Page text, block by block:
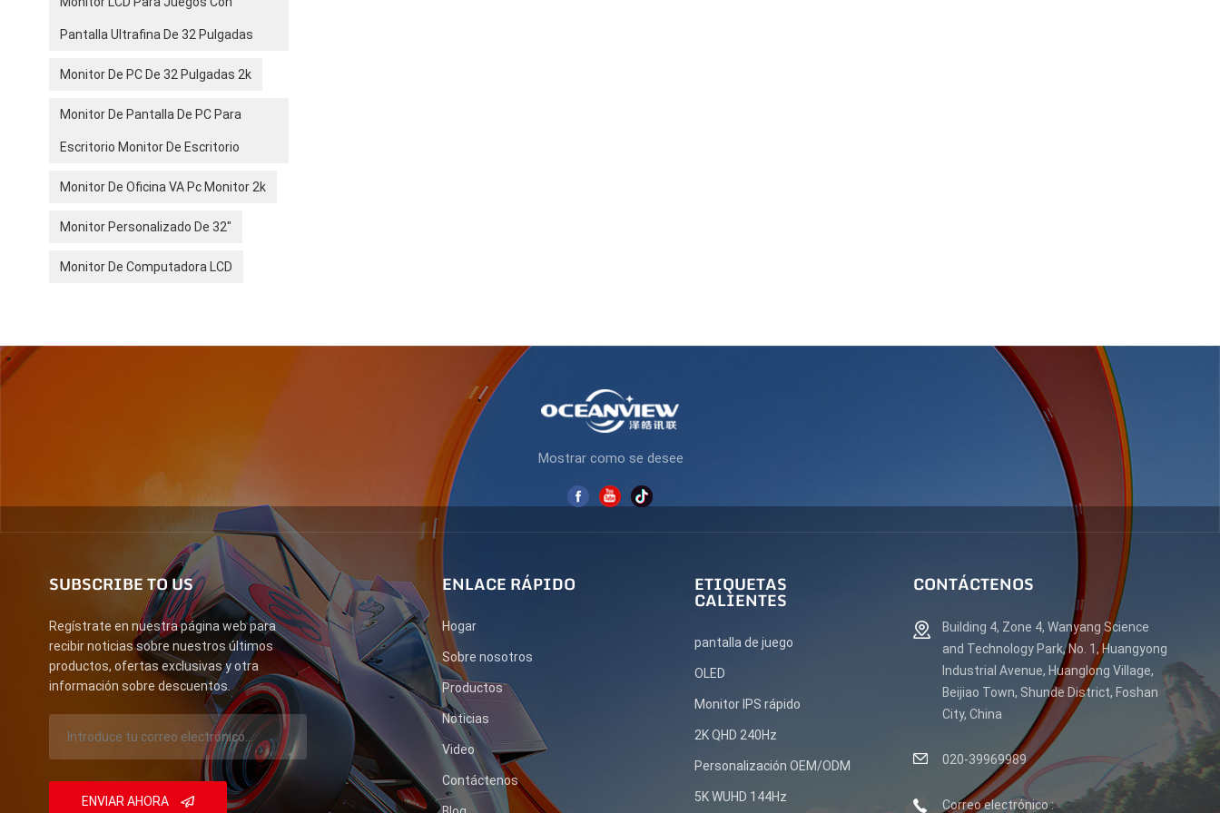
Pantalla Ultrafina De 32 Pulgadas
Monitor De PC De 32 Pulgadas 2k
Monitor De Pantalla De PC Para
Escritorio Monitor De Escritorio
Monitor De Oficina VA Pc Monitor 2k
Monitor Personalizado De 32"
Monitor De Computadora LCD
Mostrar como se desee
SUBSCRIBE TO US
Regístrate en nuestra página web para
recibir noticias sobre nuestros últimos
productos, ofertas exclusivas y otra
información sobre descuentos.
ENVIAR AHORA
ENLACE RÁPIDO
Hogar
Sobre nosotros
Productos
Noticias
Video
Contáctenos
ETIQUETAS
CALIENTES
pantalla de juego
OLED
Monitor IPS rápido
2K QHD 240Hz
Personalización OEM/ODM
5K WUHD 144Hz
CONTÁCTENOS
Building 4, Zone 4, Wanyang Science
and Technology Park, No. 1, Huangyong
Industrial Avenue, Huanglong Village,
Beijiao Town, Shunde District, Foshan
City, China
020-39969989
Correo electrónico :